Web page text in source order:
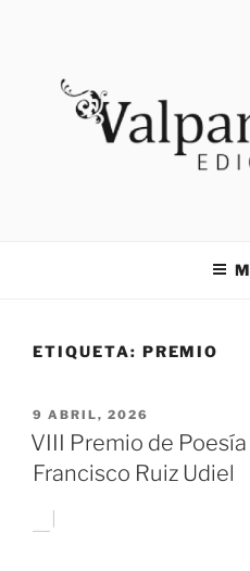
VALPARAISO
ETIQUETA: PREMIO
PUBLICADO
EL
9 ABRIL, 2026
VIII Premio de
Francisco Ruiz Udiel